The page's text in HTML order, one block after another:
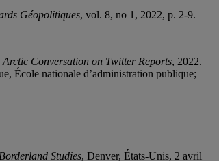
Géopolitiques, vol. 8, no 1, 2022, p. 2-9.
Arctic Conversation on Twitter Reports, 2022.
École nationale d’administration publique;
Studies, Denver, États-Unis, 2 avril